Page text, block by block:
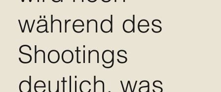
während des
Shootings
deutlich, was